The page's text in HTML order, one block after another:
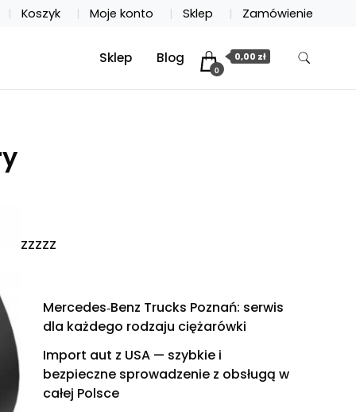
Koszyk Moje konto Sklep Zamówienie
Sklep Blog
0
0,00 zł
zzzzz
Mercedes‑Benz Trucks Poznań: serwis
dla każdego rodzaju ciężarówki
Import aut z USA — szybkie i
bezpieczne sprowadzenie z obsługą w
całej Polsce